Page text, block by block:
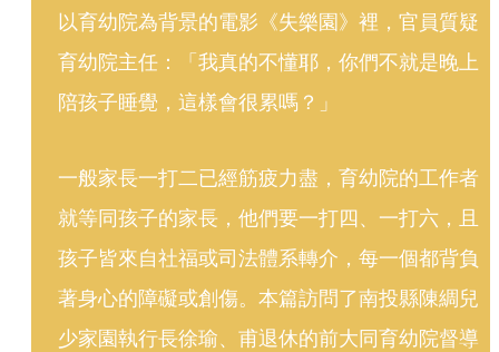
以育幼院為背景的電影《失樂園》裡，官員質疑
育幼院主任：「我真的不懂耶，你們不就是晚上
陪孩子睡覺，這樣會很累嗎？」
一般家長一打二已經筋疲力盡，育幼院的工作者
就等同孩子的家長，他們要一打四、一打六，且
孩子皆來自社福或司法體系轉介，每一個都背負
著身心的障礙或創傷。本篇訪問了南投縣陳綢兒
少家園執行長徐瑜、甫退休的前大同育幼院督導